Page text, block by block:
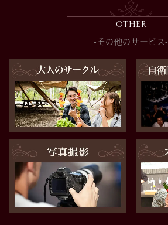
OTHER
-その他のサービス-